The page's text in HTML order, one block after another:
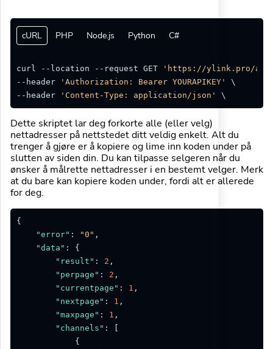
cURL PHP Node.js Python C#
curl --location --request GET
'https://ylink.pro/api/
--header
'Authorization: Bearer YOURAPIKEY'
\
--header
'Content-Type: application/json'
Dette skriptet lar deg forkorte alle (eller velg)
nettadresser på nettstedet ditt veldig enkelt. Alt du
trenger å gjøre er å kopiere og lime inn koden under på
slutten av siden din. Du kan tilpasse selgeren når du
ønsker å målrette nettadresser i en bestemt velger. Merk
at du bare kan kopiere koden under, fordi alt er allerede
for deg.
{
"error" : "0" ,
"data" :
{
"result" : 2 ,
"perpage" : 2 ,
"currentpage" : 1 ,
"nextpage" : 1 ,
"maxpage" : 1 ,
"channels" :
{